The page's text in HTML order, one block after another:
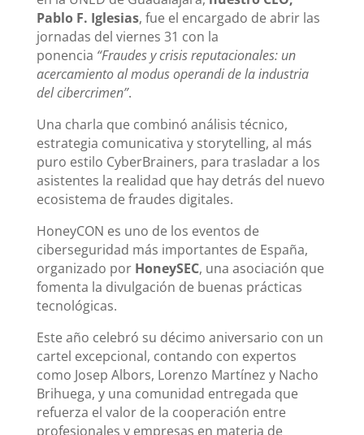
Pablo F. Iglesias, fue el encargado de abrir las
jornadas del viernes 31 con la
ponencia “Fraudes y crisis reputacionales: un
acercamiento al modus operandi de la industria
del cibercrimen”.
Una charla que combinó análisis técnico,
estrategia comunicativa y storytelling, al más
puro estilo CyberBrainers, para trasladar a los
asistentes la realidad que hay detrás del nuevo
ecosistema de fraudes digitales.
HoneyCON es uno de los eventos de
ciberseguridad más importantes de España,
organizado por HoneySEC, una asociación que
fomenta la divulgación de buenas prácticas
tecnológicas.
Este año celebró su décimo aniversario con un
cartel excepcional, contando con expertos
como Josep Albors, Lorenzo Martínez y Nacho
Brihuega, y una comunidad entregada que
refuerza el valor de la cooperación entre
profesionales y empresas en materia de